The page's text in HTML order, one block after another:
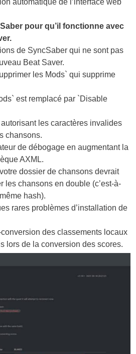
pour qu’il fonctionne avec
de SyncSaber qui ne sont pas
Beat Saver.
les Mods` qui supprime
est remplacé par `Disable
les caractères invalides
chansons.
de débogage en augmentant la
AXML.
dossier de chansons devrait
les chansons en double (c’est-à-
hash).
rares problèmes d’installation de
des classements locaux
lors de la conversion des scores.